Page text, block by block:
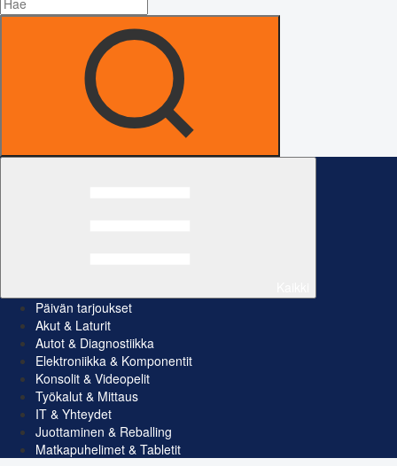
Päivän tarjoukset
Akut & Laturit
Autot & Diagnostiikka
Elektroniikka & Komponentit
Konsolit & Videopelit
Työkalut & Mittaus
IT & Yhteydet
Juottaminen & Reballing
Matkapuhelimet & Tabletit